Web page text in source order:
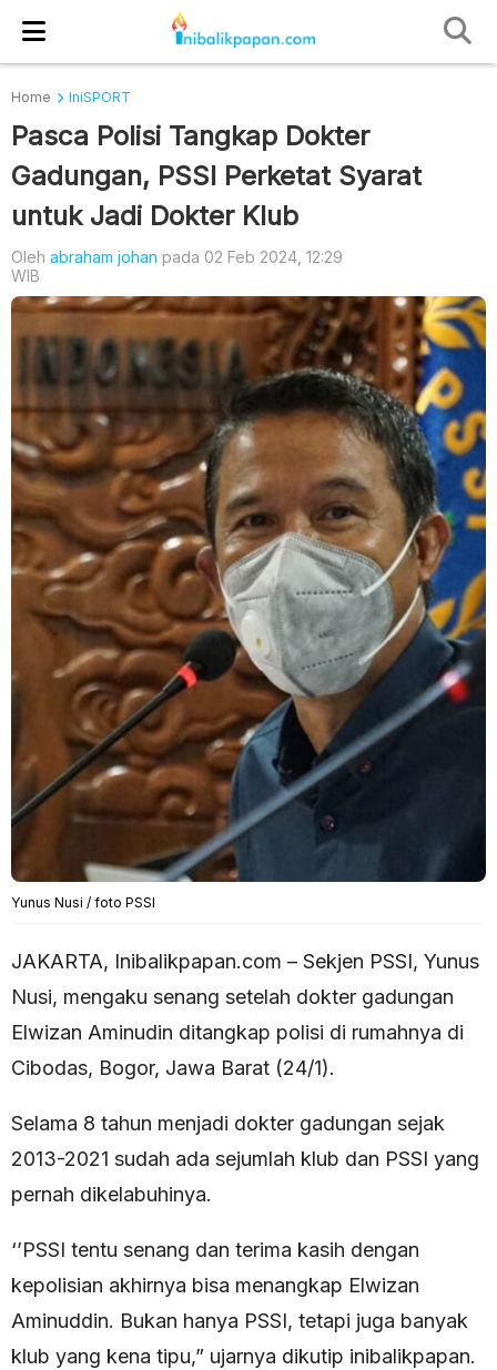
Home IniSPORT
Pasca Polisi Tangkap Dokter
Gadungan, PSSI Perketat Syarat
untuk Jadi Dokter Klub
Oleh abraham johan pada 02 Feb 2024, 12:29
WIB
Yunus Nusi / foto PSSI
JAKARTA, Inibalikpapan.com – Sekjen PSSI, Yunus
Nusi, mengaku senang setelah dokter gadungan
Elwizan Aminudin ditangkap polisi di rumahnya di
Cibodas, Bogor, Jawa Barat (24/1).
Selama 8 tahun menjadi dokter gadungan sejak
2013-2021 sudah ada sejumlah klub dan PSSI yang
pernah dikelabuhinya.
‘’PSSI tentu senang dan terima kasih dengan
kepolisian akhirnya bisa menangkap Elwizan
Aminuddin. Bukan hanya PSSI, tetapi juga banyak
klub yang kena tipu,” ujarnya dikutip inibalikpapan.